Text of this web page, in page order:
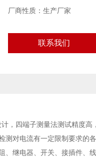
厂商性质：生产厂家
联系我们
，四端子测量法测试精度
对电流有一定限制要求的
继电器、开关、接插件、